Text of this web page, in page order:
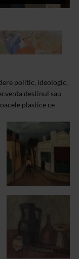
politic, ideologic,
destinul sau
plastice ce